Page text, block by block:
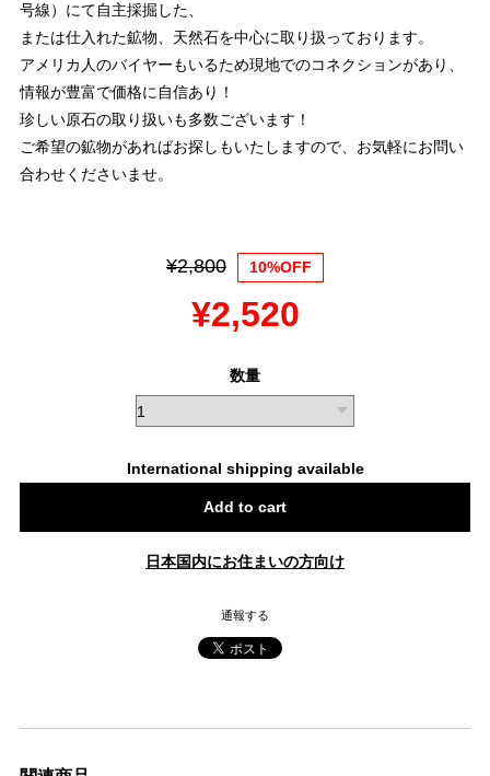
号線）にて自主採掘した、
または仕入れた鉱物、天然石を中心に取り扱っております。
アメリカ人のバイヤーもいるため現地でのコネクションがあり、
情報が豊富で価格に自信あり！
珍しい原石の取り扱いも多数ございます！
ご希望の鉱物があればお探しもいたしますので、お気軽にお問い
合わせくださいませ。
¥2,800 10%OFF
¥2,520
数量
International shipping available
Add to cart
日本国内にお住まいの方向け
通報する